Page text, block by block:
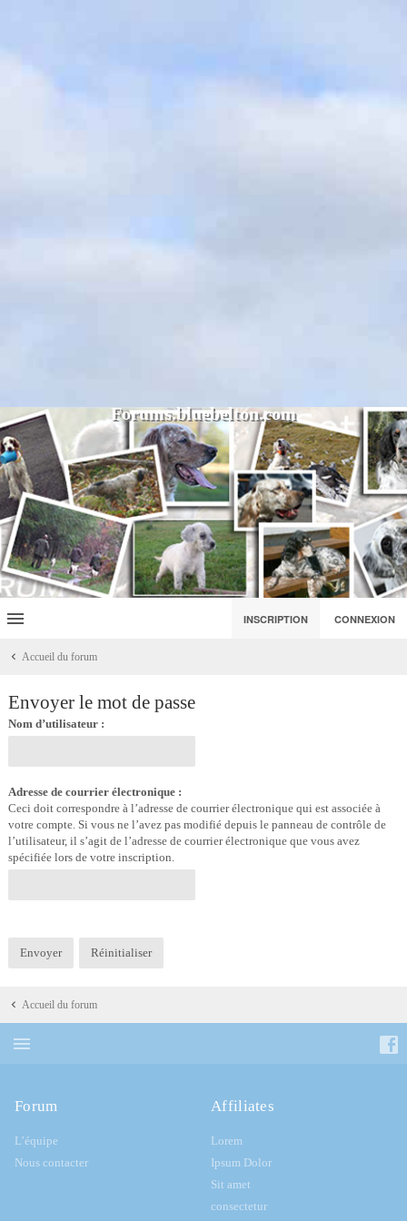
Forums.bluebelton.com
INSCRIPTION CONNEXION
Accueil du forum
Envoyer le mot de passe
Nom d’utilisateur :
Adresse de courrier électronique :
Ceci doit correspondre à l’adresse de courrier électronique qui est associée à
votre compte. Si vous ne l’avez pas modifié depuis le panneau de contrôle de
l’utilisateur, il s’agit de l’adresse de courrier électronique que vous avez
spécifiée lors de votre inscription.
Accueil du forum
Forum
L’équipe
Nous contacter
Affiliates
Lorem
Ipsum Dolor
Sit amet
consectetur